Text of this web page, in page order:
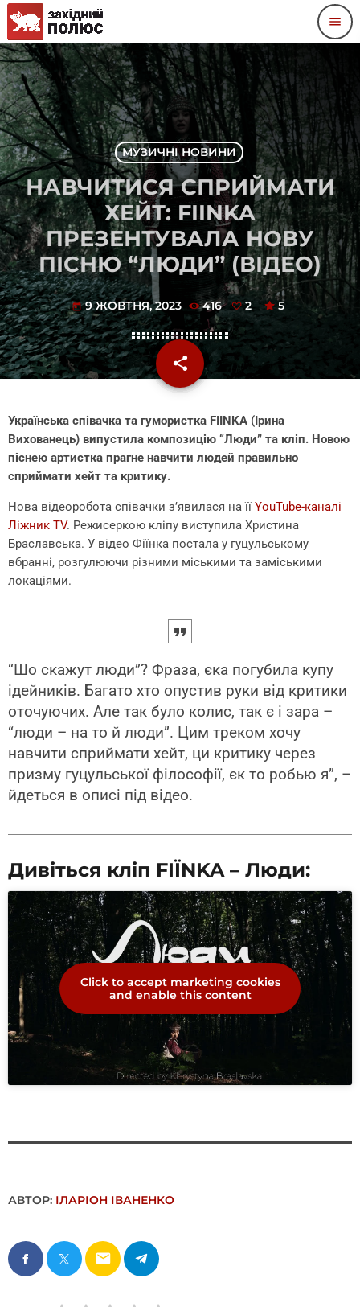
menu
МУЗИЧНІ НОВИНИ
НАВЧИТИСЯ СПРИЙМАТИ
ХЕЙТ: FIINKA
ПРЕЗЕНТУВАЛА НОВУ
ПІСНЮ “ЛЮДИ” (ВІДЕО)
today 9 ЖОВТНЯ, 2023 416 2 5
share
email
Українська співачка та гумористка FIINKA (Ірина
Вихованець) випустила композицію “Люди” та кліп. Новою
піснею артистка прагне навчити людей правильно
сприймати хейт та критику.
Нова відеоробота співачки з’явилася на її YouTube-каналі
Ліжник TV. Режисеркою кліпу виступила Христина
Браславська. У відео Фіїнка постала у гуцульському
вбранні, розгулюючи різними міськими та заміськими
локаціями.
“Шо скажут люди”? Фраза, єка погубила купу
ідейників. Багато хто опустив руки від критики
оточуючих. Але так було колис, так є і зара –
“люди – на то й люди”. Цим треком хочу
навчити сприймати хейт, ци критику через
призму гуцульської філософії, єк то робью я”, –
йдеться в описі під відео.
Дивіться кліп FIЇNKA – Люди:
Click to accept marketing cookies
and enable this content
АВТОР: ІЛАРІОН ІВАНЕНКО
email